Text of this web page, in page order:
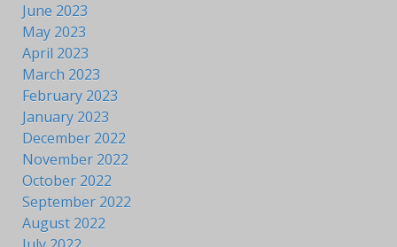
June 2023
May 2023
April 2023
March 2023
February 2023
January 2023
December 2022
November 2022
October 2022
September 2022
August 2022